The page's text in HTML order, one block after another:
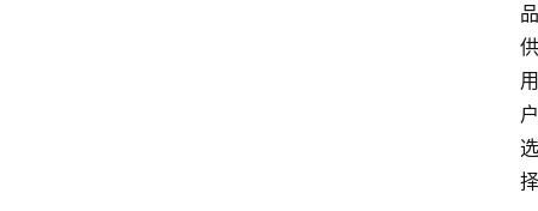
品
供
用
户
选
择